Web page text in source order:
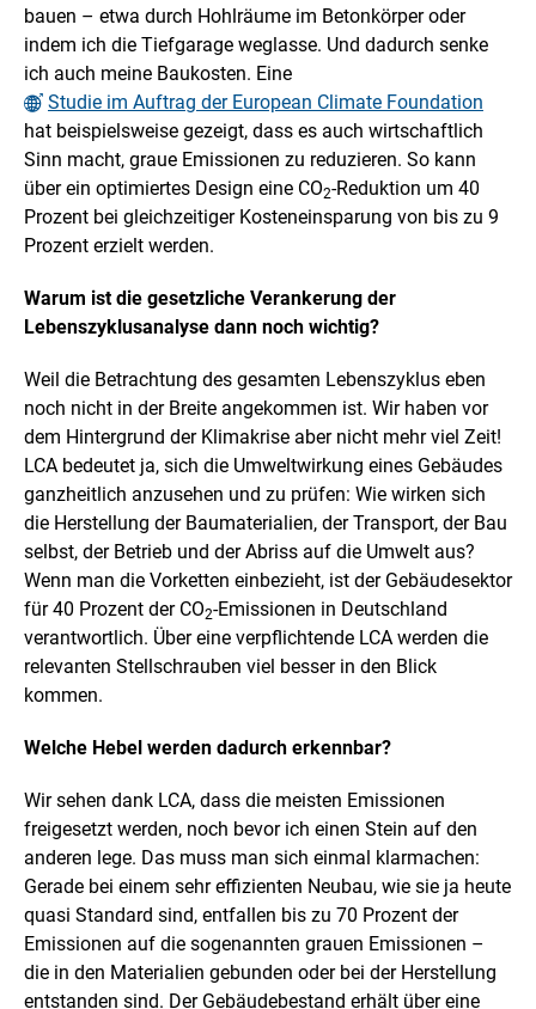
bauen – etwa durch Hohlräume im Betonkörper oder
indem ich die Tiefgarage weglasse. Und dadurch senke
ich auch meine Baukosten. Eine
Studie im Auftrag der European Climate Foundation
hat beispielsweise gezeigt, dass es auch wirtschaftlich
Sinn macht, graue Emissionen zu reduzieren. So kann
über ein optimiertes Design eine CO2-Reduktion um 40
Prozent bei gleichzeitiger Kosteneinsparung von bis zu 9
Prozent erzielt werden.
Warum ist die gesetzliche Verankerung der
Lebenszyklusanalyse dann noch wichtig?
Weil die Betrachtung des gesamten Lebenszyklus eben
noch nicht in der Breite angekommen ist. Wir haben vor
dem Hintergrund der Klimakrise aber nicht mehr viel Zeit!
LCA bedeutet ja, sich die Umweltwirkung eines Gebäudes
ganzheitlich anzusehen und zu prüfen: Wie wirken sich
die Herstellung der Baumaterialien, der Transport, der Bau
selbst, der Betrieb und der Abriss auf die Umwelt aus?
Wenn man die Vorketten einbezieht, ist der Gebäudesektor
für 40 Prozent der CO2-Emissionen in Deutschland
verantwortlich. Über eine verpflichtende LCA werden die
relevanten Stellschrauben viel besser in den Blick
kommen.
Welche Hebel werden dadurch erkennbar?
Wir sehen dank LCA, dass die meisten Emissionen
freigesetzt werden, noch bevor ich einen Stein auf den
anderen lege. Das muss man sich einmal klarmachen:
Gerade bei einem sehr effizienten Neubau, wie sie ja heute
quasi Standard sind, entfallen bis zu 70 Prozent der
Emissionen auf die sogenannten grauen Emissionen –
die in den Materialien gebunden oder bei der Herstellung
entstanden sind. Der Gebäudebestand erhält über eine